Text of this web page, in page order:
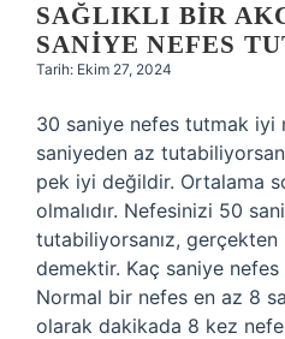
SAĞLIKLI BIR
SANIYE NEFES
Tarih: Ekim 27, 2024
30 saniye nefes tutmak iyi
saniyeden az
pek iyi değildir. Ortalama
olmalıdır. Nefesinizi 50
tutabiliyorsanız, gerçekten
demektir. Kaç saniye
Normal bir nefes en az 8
olarak dakikada 8 kez